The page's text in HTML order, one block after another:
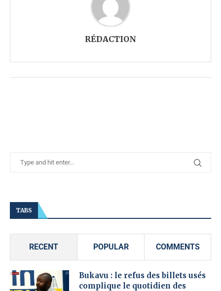
RÉDACTION
TABS
RECENT POPULAR COMMENTS
Bukavu : le refus des billets usés
complique le quotidien des